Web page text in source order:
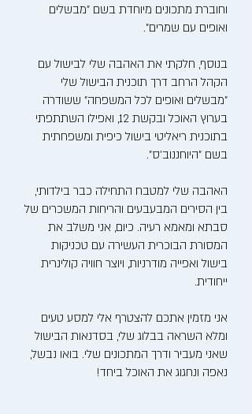
וחוברת מתכונים מיוחדת בשם "מבשלים
ואופים עם שמרים".
בנוסף, חלקתי את האהבה שלי לבישול עם
הקהל הרחב דרך תוכנית הבישול שלי
"מבשלים ואופים לכל המשפחה" ששודרה
בערוץ האוכל ובקשת 12, ואפילו השתתפתי
בתוכנית ריאליטי בישול כיפית ומשפחתית
בשם "היוחננוב'ס".
האהבה שלי למטבח התחילה כבר בילדותי,
בין הסירים המבעבעים והריחות המשכרים של
סבתא ומאמא רעיה. כיום, אני משלב את
המסורת הבוכרית העשירה עם טכניקות
בישול ואפייה מודרניות, ויוצר חוויה קולינרית
ייחודית.
אני מזמין אתכם להצטרף אלי למסע טעים
ומלא השראה בבלוג שלי, בסדנאות הבישול
שאני מעביר ודרך המתכונים שלי. בואו נבשל,
נאפה ונחגוג את האוכל ביחד!